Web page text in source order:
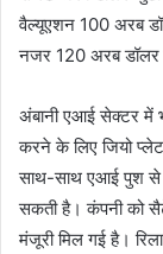
वैल्यूएशन 100 अरब
नजर 120 अरब डॉलर
अंबानी एआई सेक्टर में
करने के लिए जियो
साथ-साथ एआई पुश से
सकती है। कंपनी को
मंजूरी मिल गई है।